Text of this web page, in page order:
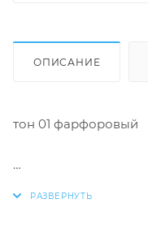
ОПИСАНИЕ
тон 01 фарфоровый